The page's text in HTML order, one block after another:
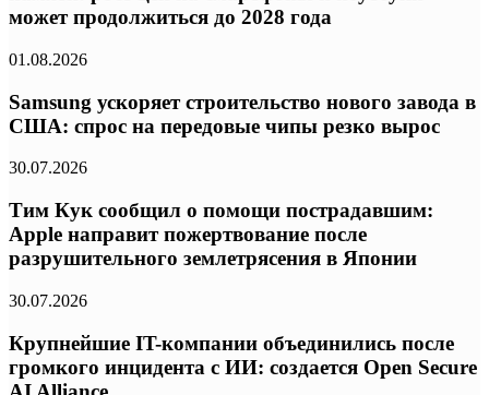
может продолжиться до 2028 года
01.08.2026
Samsung ускоряет строительство нового завода в
США: спрос на передовые чипы резко вырос
30.07.2026
Тим Кук сообщил о помощи пострадавшим:
Apple направит пожертвование после
разрушительного землетрясения в Японии
30.07.2026
Крупнейшие IT-компании объединились после
громкого инцидента с ИИ: создается Open Secure